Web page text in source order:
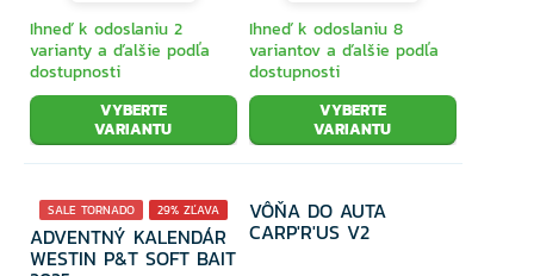
Ihneď k odoslaniu 2
varianty a ďalšie podľa
dostupnosti
VYBERTE
VARIANTU
Ihneď k odoslaniu 8
variantov a ďalšie podľa
dostupnosti
VYBERTE
VARIANTU
SALE TORNADO 29% ZĽAVA
ADVENTNÝ KALENDÁR
WESTIN P&T SOFT BAIT
VÔŇA DO AUTA
CARP'R'US V2